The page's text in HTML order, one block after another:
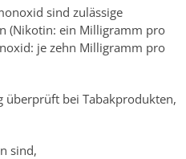
sind zulässige
(Nikotin: ein Milligramm pro
je zehn Milligramm pro
überprüft bei Tabakprodukten,
sind,